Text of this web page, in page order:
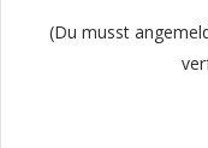
(Du musst